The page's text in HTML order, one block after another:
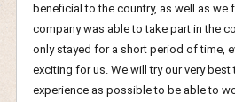
beneficial to the country, as well as we
company was able to take part in the
only stayed for a short period of time,
exciting for us. We will try our very best
experience as possible to be able to